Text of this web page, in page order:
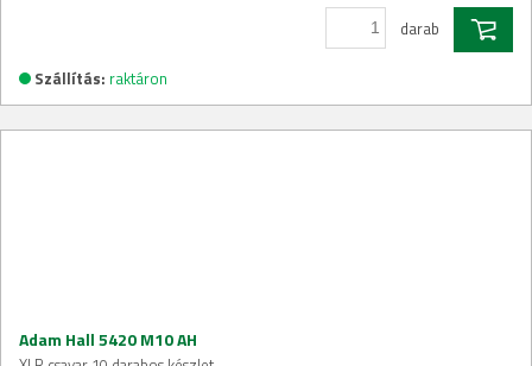
darab
Szállítás: raktáron
Adam Hall 5420 M10 AH